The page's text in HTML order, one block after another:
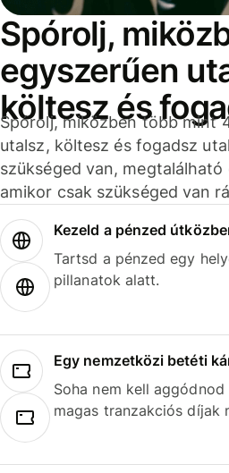
Spórolj,
egyszerűen
költesz és
Spórolj, miközben több mint
utalsz, költesz és fogadsz
szükséged van, megtalálható
amikor csak szükséged van
Kezeld a pénzed
Tartsd a pénzed egy
pillanatok alatt.
Egy nemzetközi betéti
Soha nem kell
magas tranzakciós díjak